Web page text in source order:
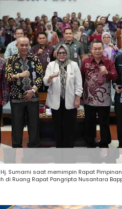
Sumarni saat memimpin Rapat
di Ruang Rapat Pangripta Nusantara